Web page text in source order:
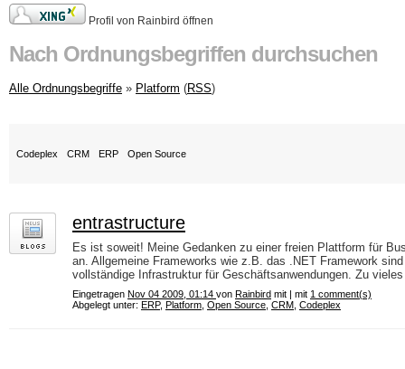
Profil von Rainbird öffnen
Nach Ordnungsbegriffen durchsuchen
Alle Ordnungsbegriffe » Platform (RSS)
Codeplex CRM ERP Open Source
entrastructure
Es ist soweit! Meine Gedanken zu einer freien Plattform für
an. Allgemeine Frameworks wie z.B. das .NET Framework
vollständige Infrastruktur für Geschäftsanwendungen. Zu
Eingetragen Nov 04 2009, 01:14 von Rainbird mit | mit 1 comment(s)
Abgelegt unter: ERP, Platform Open Source CRM Codeplex